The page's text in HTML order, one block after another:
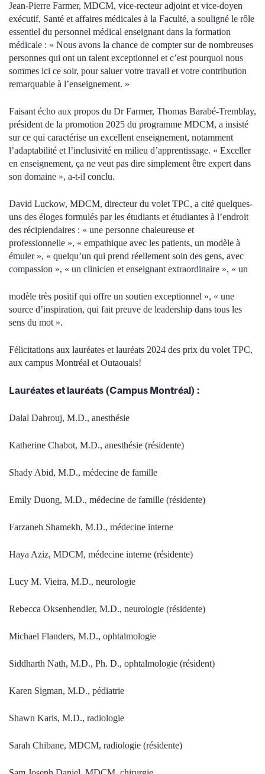
Jean-Pierre Farmer, MDCM, vice-recteur adjoint et vice-doyen
exécutif, Santé et affaires médicales à la Faculté, a souligné le rôle
essentiel du personnel médical enseignant dans la formation
médicale : « Nous avons la chance de compter sur de nombreuses
personnes qui ont un talent exceptionnel et c’est pourquoi nous
sommes ici ce soir, pour saluer votre travail et votre contribution
remarquable à l’enseignement. »
Faisant écho aux propos du Dr Farmer, Thomas Barabé-Tremblay,
président de la promotion 2025 du programme MDCM, a insisté
sur ce qui caractérise un excellent enseignement, notamment
l’adaptabilité et l’inclusivité en milieu d’apprentissage. « Exceller
en enseignement, ça ne veut pas dire simplement être expert dans
son domaine », a-t-il conclu.
David Luckow, MDCM, directeur du volet TPC, a cité quelques-
uns des éloges formulés par les étudiants et étudiantes à l’endroit
des récipiendaires : « une personne chaleureuse et
professionnelle », « empathique avec les patients, un modèle à
émuler », « quelqu’un qui prend réellement soin des gens, avec
compassion », « un clinicien et enseignant extraordinaire », « un
modèle très positif qui offre un soutien exceptionnel », « une
source d’inspiration, qui fait preuve de leadership dans tous les
sens du mot ».
Félicitations aux lauréates et lauréats 2024 des prix du volet TPC,
aux campus Montréal et Outaouais!
Lauréates et lauréats (Campus Montréal) :
Dalal Dahrouj, M.D., anesthésie
Katherine Chabot, M.D., anesthésie (résidente)
Shady Abid, M.D., médecine de famille
Emily Duong, M.D., médecine de famille (résidente)
Farzaneh Shamekh, M.D., médecine interne
Haya Aziz, MDCM, médecine interne (résidente)
Lucy M. Vieira, M.D., neurologie
Rebecca Oksenhendler, M.D., neurologie (résidente)
Michael Flanders, M.D., ophtalmologie
Siddharth Nath, M.D., Ph. D., ophtalmologie (résident)
Karen Sigman, M.D., pédiatrie
Shawn Karls, M.D., radiologie
Sarah Chibane, MDCM, radiologie (résidente)